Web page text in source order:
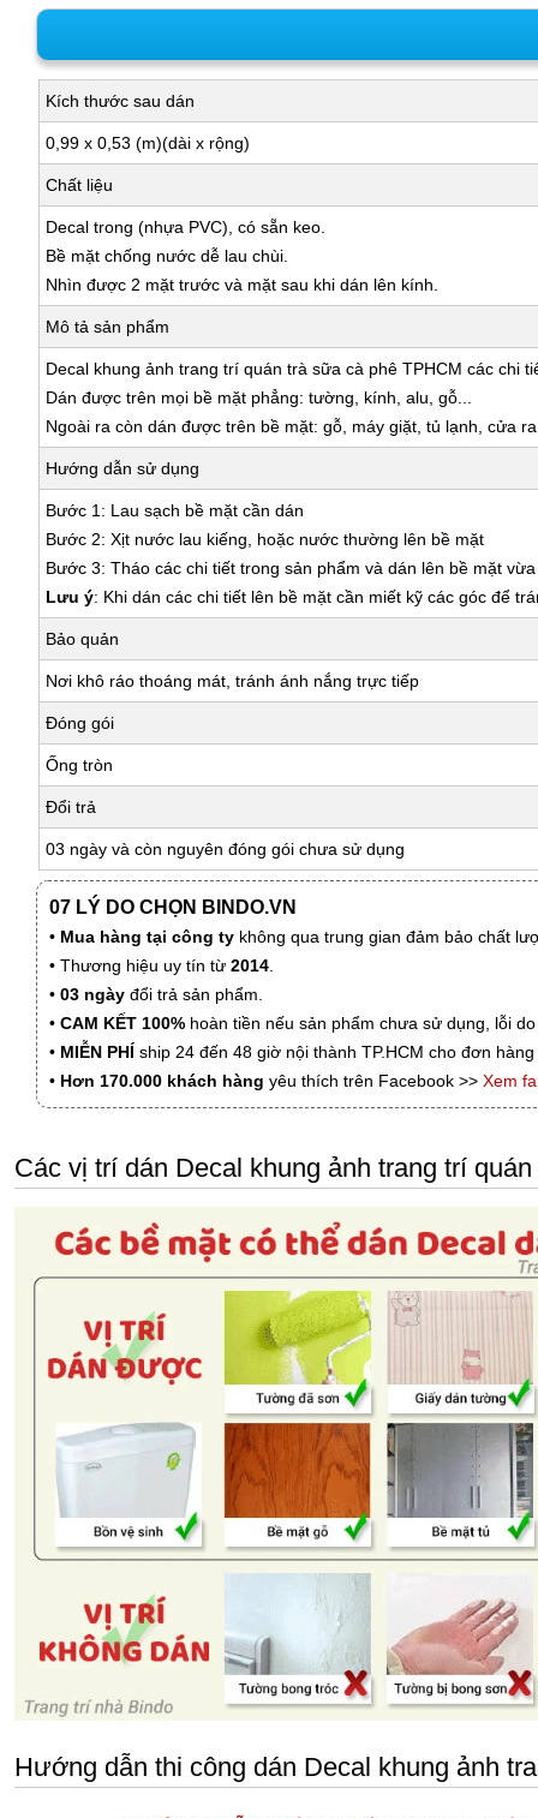
Kích thước sau dán
0,99 x 0,53 (m)(dài x rộng)
Chất liệu
Decal trong (nhựa PVC), có sẵn keo.
Bề mặt chống nước dễ lau chùi.
Nhìn được 2 mặt trước và mặt sau khi dán lên kính.
Mô tả sản phẩm
Decal khung ảnh trang trí quán trà sữa cà phê TPHCM các chi
Dán được trên mọi bề mặt phẳng: tường, kính, alu, gỗ...
Ngoài ra còn dán được trên bề mặt: gỗ, máy giặt, tủ lạnh, cửa
Hướng dẫn sử dụng
Bước 1: Lau sạch bề mặt cần dán
Bước 2: Xịt nước lau kiếng, hoặc nước thường lên bề mặt
Bước 3: Tháo các chi tiết trong sản phẩm và dán lên bề mặt
Lưu ý: Khi dán các chi tiết lên bề mặt cần miết kỹ các góc để
Bảo quản
Nơi khô ráo thoáng mát, tránh ánh nắng trực tiếp
Đóng gói
Ống tròn
Đổi trả
03 ngày và còn nguyên đóng gói chưa sử dụng
07 LÝ DO CHỌN BINDO.VN
• Mua hàng tại công ty không qua trung gian đảm bảo chất
• Thương hiệu uy tín từ 2014.
• 03 ngày đổi trả sản phẩm.
• CAM KẾT 100% hoàn tiền nếu sản phẩm chưa sử dụng, lỗi
• MIỄN PHÍ ship 24 đến 48 giờ nội thành TP.HCM cho đơn
• Hơn 170.000 khách hàng yêu thích trên Facebook >> Xem
Các vị trí dán Decal khung ảnh trang trí
Hướng dẫn thi công dán Decal khung ảnh